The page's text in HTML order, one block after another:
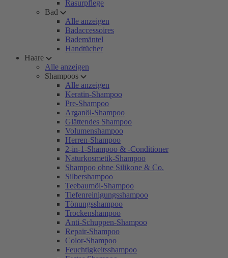
Rasurpflege
Bad
Alle anzeigen
Badaccessoires
Bademäntel
Handtücher
Haare
Alle anzeigen
Shampoos
Alle anzeigen
Keratin-Shampoo
Pre-Shampoo
Arganöl-Shampoo
Glättendes Shampoo
Volumenshampoo
Herren-Shampoo
2-in-1-Shampoo & -Conditioner
Naturkosmetik-Shampoo
Shampoo ohne Silikone & Co.
Silbershampoo
Teebaumöl-Shampoo
Tiefenreinigungsshampoo
Tönungsshampoo
Trockenshampoo
Anti-Schuppen-Shampoo
Repair-Shampoo
Color-Shampoo
Feuchtigkeitsshampoo